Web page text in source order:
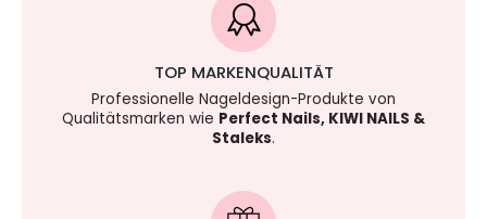
TOP MARKENQUALITÄT
Professionelle Nageldesign-Produkte von
Qualitätsmarken wie Perfect Nails, KIWI NAILS &
Staleks.